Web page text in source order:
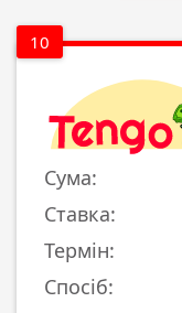
10
Сума:
Ставка:
Термін:
Спосіб: